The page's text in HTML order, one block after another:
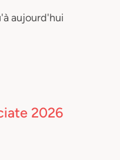
aujourd'hui
2026